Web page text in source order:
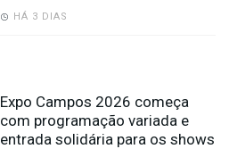
HÁ 3 DIAS
Expo Campos 2026 começa
com programação variada e
entrada solidária para os shows